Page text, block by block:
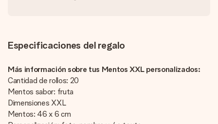
Especificaciones del regalo
Más información sobre tus Mentos XXL personalizados:
Cantidad de rollos: 20
Mentos sabor: fruta
Dimensiones XXL
Mentos: 46 x 6 cm